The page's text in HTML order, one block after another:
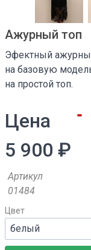
Ажурный топ
Эфектный
на базовую
на простой топ.
Цена
5 900 ₽
Артикул
01484
Цвет